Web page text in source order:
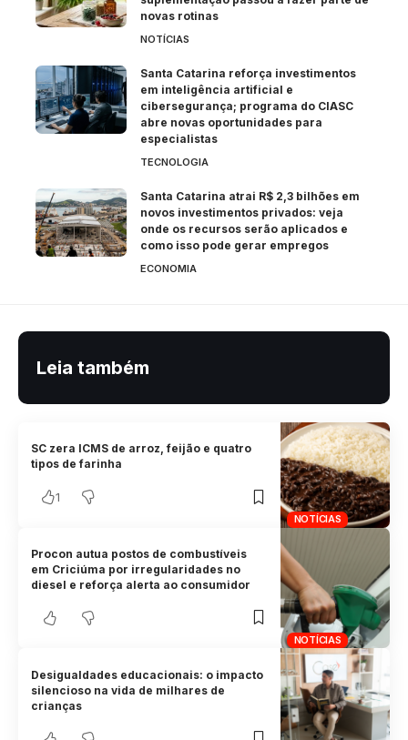
novas rotinas
NOTÍCIAS
Santa Catarina reforça investimentos
em inteligência artificial e
cibersegurança; programa do CIASC
abre novas oportunidades para
especialistas
TECNOLOGIA
Santa Catarina atrai R$ 2,3 bilhões em
novos investimentos privados: veja
onde os recursos serão aplicados e
como isso pode gerar empregos
ECONOMIA
Leia também
NOTÍCIAS
SC zera ICMS de arroz, feijão e quatro
tipos de farinha
1
NOTÍCIAS
Procon autua postos de combustíveis
em Criciúma por irregularidades no
diesel e reforça alerta ao consumidor
Desigualdades educacionais: o impacto
silencioso na vida de milhares de
crianças